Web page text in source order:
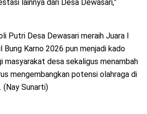
lainnya dari Desa Dewasari,”
Putri Desa Dewasari meraih Juara I
Bung Karno 2026 pun menjadi kado
masyarakat desa sekaligus menambah
mengembangkan potensi olahraga di
(Nay Sunarti)